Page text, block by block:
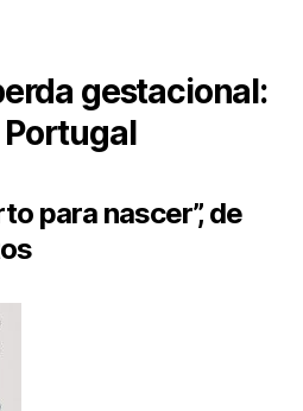
gestacional:
para nascer”, de